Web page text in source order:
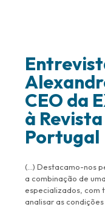
CEO da
à
Portugal
(…) Destacamo-nos
a combinação de
especializados, com
analisar as